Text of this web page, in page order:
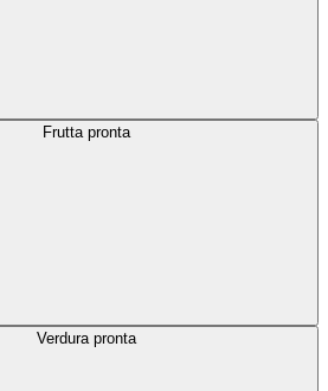
Frutta pronta
Verdura pronta